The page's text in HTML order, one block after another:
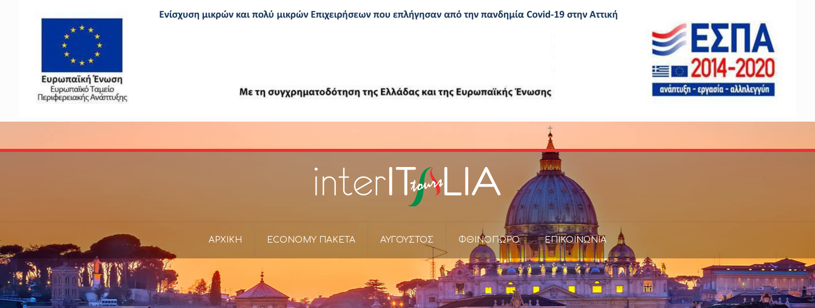
ΑΡΧΙΚΗ ECONOMY ΠΑΚΕΤΑ ΑΥΓΟΥΣΤΟΣ ΦΘΙΝΟΠΩΡΟ ΕΠΙΚΟΙΝΩΝΙΑ